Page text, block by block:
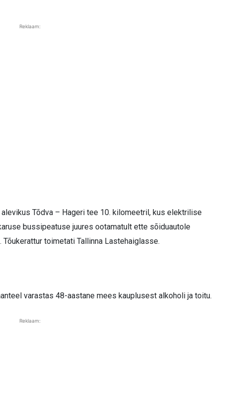
Reklaam:
Tõdva – Hageri tee 10. kilomeetril, kus elektrilise
bussipeatuse juures ootamatult ette sõiduautole
toimetati Tallinna Lastehaiglasse.
varastas 48-aastane mees kauplusest alkoholi ja toitu.
Reklaam: